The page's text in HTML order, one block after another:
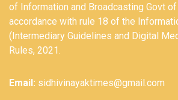
of Information and Broadcasting Govt
accordance with rule 18 of the
(Intermediary Guidelines and Digital
Rules, 2021.
Email: sidhivinayaktimes@gmail.com